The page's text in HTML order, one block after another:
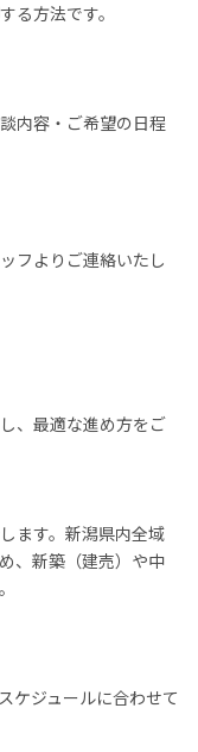
る方法です。
内容・ご希望の日程
フよりご連絡いたし
、最適な進め方をご
ます。新潟県内全域
、新築（建売）や中
ケジュールに合わせて